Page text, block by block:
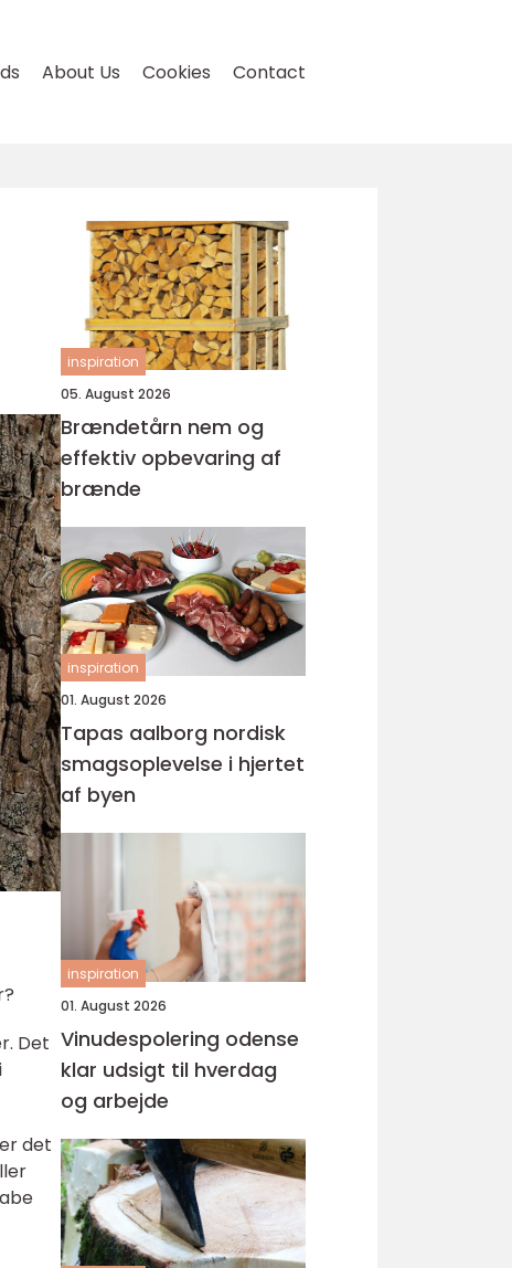
About Us Cookies Contact
Det
det
inspiration
05. August 2026
Brændetårn nem og
effektiv opbevaring af
brænde
inspiration
01. August 2026
Tapas aalborg nordisk
smagsoplevelse i hjertet
af byen
inspiration
01. August 2026
Vinudespolering odense
klar udsigt til hverdag
og arbejde